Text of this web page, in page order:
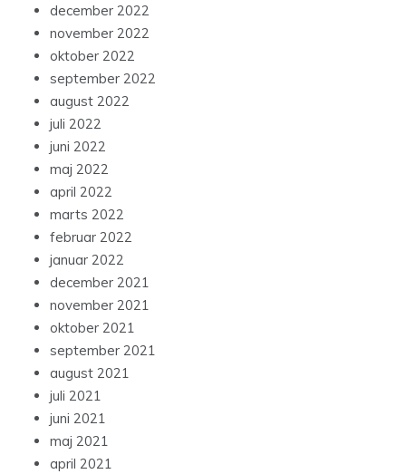
december 2022
november 2022
oktober 2022
september 2022
august 2022
juli 2022
juni 2022
maj 2022
april 2022
marts 2022
februar 2022
januar 2022
december 2021
november 2021
oktober 2021
september 2021
august 2021
juli 2021
juni 2021
maj 2021
april 2021